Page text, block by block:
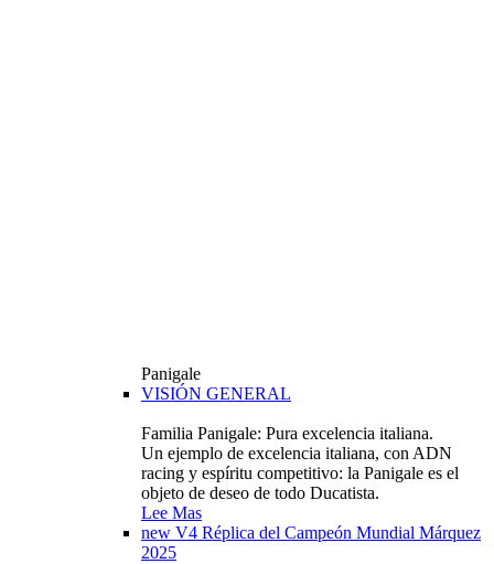
Panigale
VISIÓN GENERAL
Familia Panigale: Pura excelencia italiana.
Un ejemplo de excelencia italiana, con ADN
racing y espíritu competitivo: la Panigale es el
objeto de deseo de todo Ducatista.
Lee Mas
new V4 Réplica del Campeón Mundial Márquez
2025